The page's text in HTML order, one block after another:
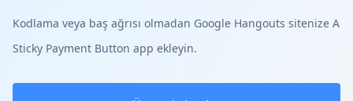
Kodlama veya baş ağrısı olmadan Google Hangouts sitenize A
Sticky Payment Button app ekleyin.